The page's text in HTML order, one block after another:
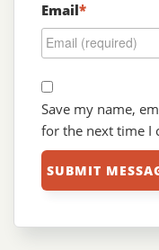
Email*
Save my name,
for the next time I